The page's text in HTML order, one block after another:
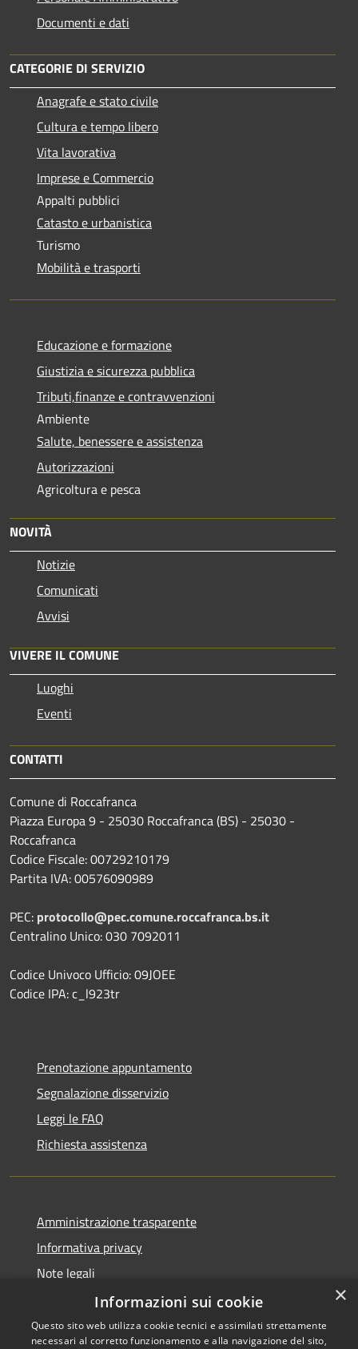
Documenti e dati
CATEGORIE DI SERVIZIO
Anagrafe e stato civile
Cultura e tempo libero
Vita lavorativa
Imprese e Commercio
Appalti pubblici
Catasto e urbanistica
Turismo
Mobilità e trasporti
Educazione e formazione
Giustizia e sicurezza pubblica
Tributi,finanze e contravvenzioni
Ambiente
Salute, benessere e assistenza
Autorizzazioni
Agricoltura e pesca
NOVITÀ
Notizie
Comunicati
Avvisi
VIVERE IL COMUNE
Luoghi
Eventi
CONTATTI
Comune di Roccafranca
Piazza Europa 9 - 25030 Roccafranca (BS) - 25030 -
Roccafranca
Codice Fiscale: 00729210179
Partita IVA: 00576090989
PEC: protocollo@pec.comune.roccafranca.bs.it
Centralino Unico: 030 7092011
Codice Univoco Ufficio: 09JOEE
Codice IPA: c_l923tr
Prenotazione appuntamento
Segnalazione disservizio
Leggi le FAQ
Richiesta assistenza
Amministrazione trasparente
Informativa privacy
Note legali
Dichiarazione di accessibilità
×
Informazioni sui cookie
Questo sito web utilizza cookie tecnici e assimilati strettamente
necessari al corretto funzionamento e alla navigazione del sito,